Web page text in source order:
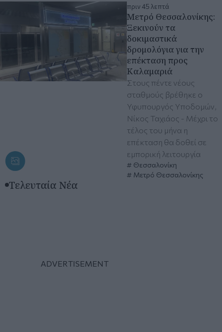
πριν 45 λεπτά
Μετρό Θεσσαλονίκης:
Ξεκινούν τα
δοκιμαστικά
δρομολόγια για την
επέκταση προς
Καλαμαριά
Στους πέντε νέους
σταθμούς βρέθηκε ο
Υφυπουργός Υποδομών,
Νίκος Ταχιάος - Μέχρι το
τέλος του μήνα η
επέκταση θα δοθεί σε
εμπορική λειτουργία
Θεσσαλονίκη
Μετρό Θεσσαλονίκης
Τελευταία Νέα